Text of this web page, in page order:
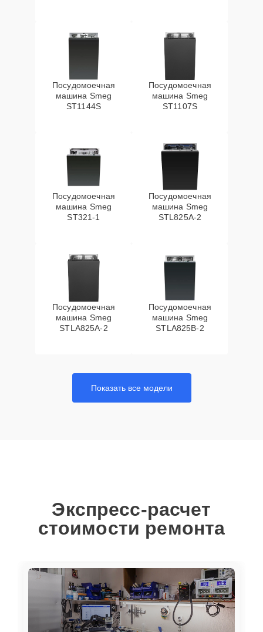
Посудомоечная
машина Smeg
ST1144S
Посудомоечная
машина Smeg
ST1107S
Посудомоечная
машина Smeg
ST321-1
Посудомоечная
машина Smeg
STL825A-2
Посудомоечная
машина Smeg
STLA825A-2
Посудомоечная
машина Smeg
STLA825B-2
Показать все модели
Экспресс-расчет
стоимости ремонта